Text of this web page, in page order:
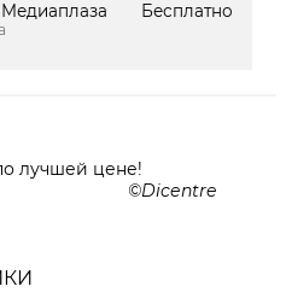
Бесплатно
лучшей цене!
Dicentre